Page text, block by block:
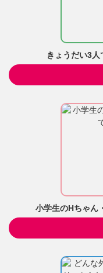
きょうだい3
小学生のHちゃん